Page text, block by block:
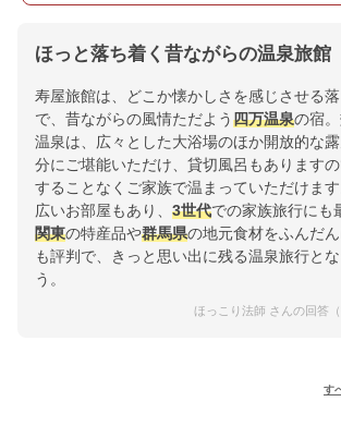
ほっと落ち着く昔ながらの温泉旅館
寿屋旅館は、どこか懐かしさを感じさせる
で、昔ながらの風情ただよう四万温泉の宿
温泉は、広々とした大浴場のほか開放的な
分にご堪能いただけ、貸切風呂もあります
することなくご家族で温まっていただけま
広いお部屋もあり、 3世代での家族旅行にも
関東の特産品や群馬県の地元食材をふんだ
も評判で、きっと思い出に残る温泉旅行と
う。
ほっこり法師 さんの回答
す